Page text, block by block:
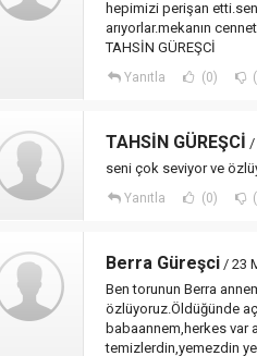
hepimizi perişan
arıyorlar.mekanın
TAHSİN GÜREŞCİ
Yanıtla (0)
TAHSİN GÜREŞCİ /
seni çok seviyor ve
Yanıtla (0)
Berra Güreşci / 23
Ben torunun Berra
özlüyoruz.Öldüğünde
babaannem,herkes var
temizlerdin,yemezdin